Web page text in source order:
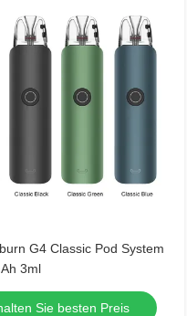
G4 Classic Pod System
3ml
Sie besten Preis